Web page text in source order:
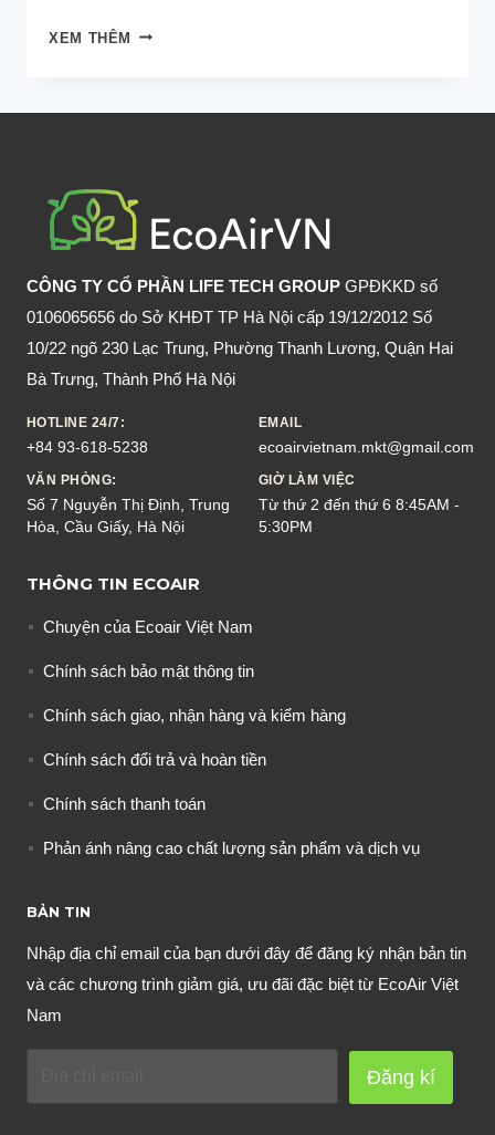
XEM THÊM ĐIỀU
XẢY
BẠN
UỐNG
RƯỢU
BIA
MỖI
CÔNG TY CỔ PHẦN LIFE TECH GROUP GPĐKKD số
0106065656 do Sở KHĐT TP Hà Nội cấp 19/12/2012 Số
10/22 ngõ 230 Lạc Trung, Phường Thanh Lương, Quận Hai
Bà Trưng, Thành Phố Hà Nội
HOTLINE 24/7:
+84 93-618-5238
EMAIL
ecoairvietnam.mkt@gmail.com
VĂN PHÒNG:
Số 7 Nguyễn Thị Định, Trung
Hòa, Cầu Giấy, Hà Nội
GIỜ LÀM VIỆC
Từ thứ 2 đến thứ 6 8:45AM -
5:30PM
THÔNG TIN ECOAIR
Chuyện của Ecoair Việt Nam
Chính sách bảo mật thông tin
Chính sách giao, nhận hàng và kiểm hàng
Chính sách đổi trả và hoàn tiền
Chính sách thanh toán
Phản ánh nâng cao chất lượng sản phẩm và dịch vụ
BẢN TIN
Nhập địa chỉ email của bạn dưới đây để đăng ký nhận bản tin
và các chương trình giảm giá, ưu đãi đặc biệt từ EcoAir Việt
Nam
Đăng kí